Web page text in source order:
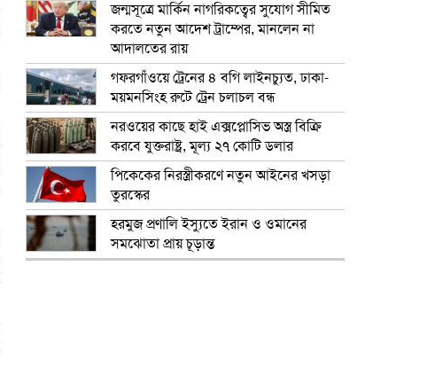
জন্মসূত্রে মার্কিন নাগরিকত্বের সুযোগ সীমিত
করতে নতুন আদেশ ট্রাম্পের, মানলেন না
আদালতের রায়
গফরগাঁওয়ে ট্রেনের ৪ বগি লাইনচ্যুত, ঢাকা-
ময়মনসিংহ রুটে ট্রেন চলাচল বন্ধ
নরওয়ের কাছে হাই এক্সপ্লোসিভ অস্ত্র বিক্রি
করবে যুক্তরাষ্ট্র, মূল্য ২৭ কোটি ডলার
পিকেকের নিরস্ত্রীকরণে নতুন আইনের খসড়া
তুরস্কের
হরমুজ প্রণালি ইস্যুতে ইরান ও ওমানের
সমঝোতা প্রায় চূড়ান্ত